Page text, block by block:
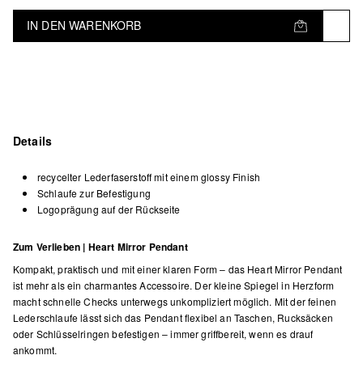
IN DEN WARENKORB
Details
recycelter Lederfaserstoff mit einem glossy Finish
Schlaufe zur Befestigung
Logoprägung auf der Rückseite
Zum Verlieben | Heart Mirror Pendant
Kompakt, praktisch und mit einer klaren Form – das Heart Mirror Pendant
ist mehr als ein charmantes Accessoire. Der kleine Spiegel in Herzform
macht schnelle Checks unterwegs unkompliziert möglich. Mit der feinen
Lederschlaufe lässt sich das Pendant flexibel an Taschen, Rucksäcken
oder Schlüsselringen befestigen – immer griffbereit, wenn es drauf
ankommt.